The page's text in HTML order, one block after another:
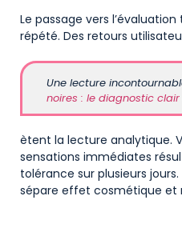
Le passage vers
répété. Des retours
Une lecture
noires : le diagnostic
ètent la lecture analytique.
sensations immédiates
tolérance sur plusieurs
sépare effet cosmétique et